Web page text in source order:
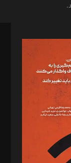
سروش کرمیان،